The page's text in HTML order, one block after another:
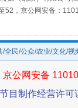
52，京公网安备：
/全民/公众/农业/文化/
京公网安备
目制作经营许